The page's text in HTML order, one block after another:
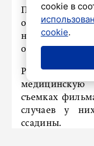
По его
отделение
оказана
Ранее
съемках
случаев у
ссадины.
cookie в
cookie.